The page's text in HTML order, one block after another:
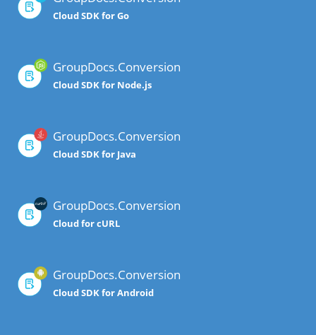
Cloud SDK for Go
GroupDocs.Conversion
Cloud SDK for Node.js
GroupDocs.Conversion
Cloud SDK for Java
GroupDocs.Conversion
Cloud for cURL
GroupDocs.Conversion
Cloud SDK for Android